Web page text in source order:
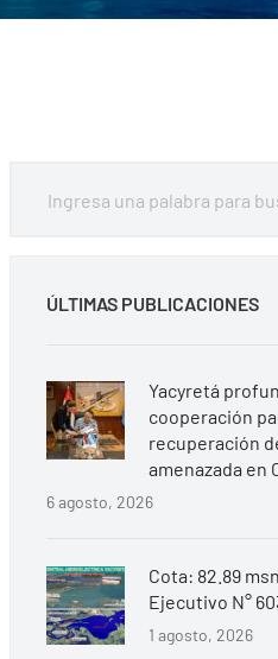
ÚLTIMAS PUBLICACIONES
Yacyretá
cooperación
recuperación
amenazada en
6 agosto, 2026
Cota: 82.89
Ejecutivo N°
1 agosto, 2026